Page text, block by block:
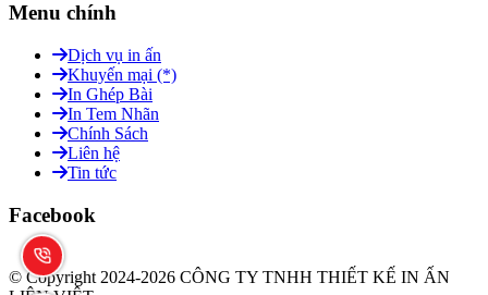
Menu chính
Dịch vụ in ấn
Khuyến mại (*)
In Ghép Bài
In Tem Nhãn
Chính Sách
Liên hệ
Tin tức
Facebook
© Copyright 2024-2026 CÔNG TY TNHH THIẾT KẾ IN ẤN